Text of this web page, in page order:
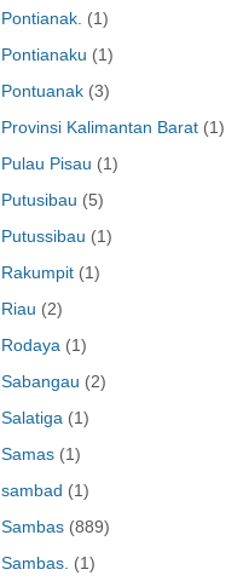
Pontianak. (1)
Pontianaku (1)
Pontuanak (3)
Provinsi Kalimantan Barat (1)
Pulau Pisau (1)
Putusibau (5)
Putussibau (1)
Rakumpit (1)
Riau (2)
Rodaya (1)
Sabangau (2)
Salatiga (1)
Samas (1)
sambad (1)
Sambas (889)
Sambas. (1)